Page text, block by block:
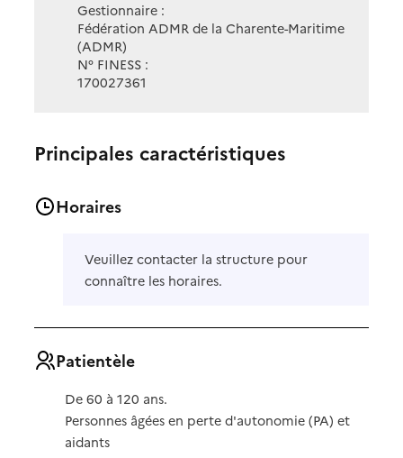
Gestionnaire :
Fédération ADMR de la Charente-Maritime
(ADMR)
N° FINESS :
170027361
Principales caractéristiques
Horaires
Veuillez contacter la structure pour
connaître les horaires.
Patientèle
De 60 à 120 ans.
Personnes âgées en perte d'autonomie (PA) et
aidants